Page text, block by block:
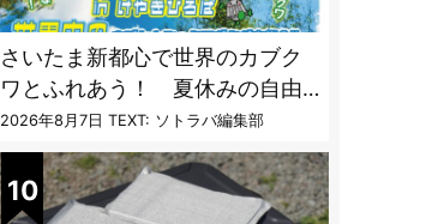
さいたま新都心で世界のカブク
ワとふれあう！ 夏休みの自由
研究にも最適な昆虫イベント
2026年8月7日 TEXT: ソトラバ編集部